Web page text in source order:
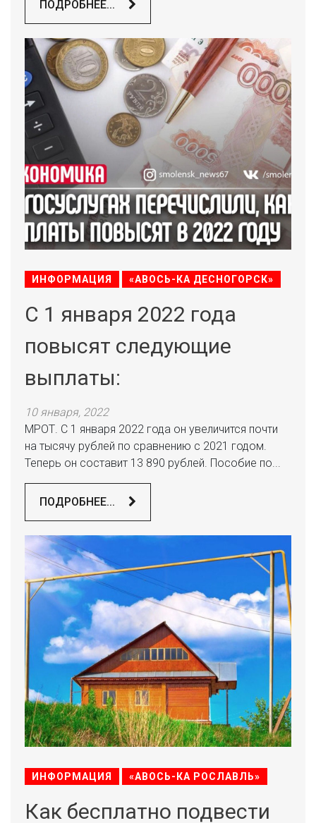
ПОДРОБНЕЕ...
ИНФОРМАЦИЯ «АВОСЬ-КА ДЕСНОГОРСК»
С 1 января 2022 года
повысят следующие
выплаты:
10 января, 2022
МРОТ. С 1 января 2022 года он увеличится почти
на тысячу рублей по сравнению с 2021 годом.
Теперь он составит 13 890 рублей. Пособие по...
ПОДРОБНЕЕ...
ИНФОРМАЦИЯ «АВОСЬ-КА РОСЛАВЛЬ»
Как бесплатно подвести